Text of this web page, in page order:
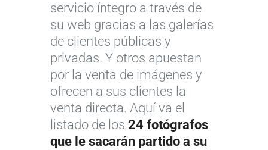
servicio íntegro a través de
su web gracias a las galerías
de clientes públicas y
privadas. Y otros apuestan
por la venta de imágenes y
ofrecen a sus clientes la
venta directa. Aquí va el
listado de los 24 fotógrafos
que le sacarán partido a su